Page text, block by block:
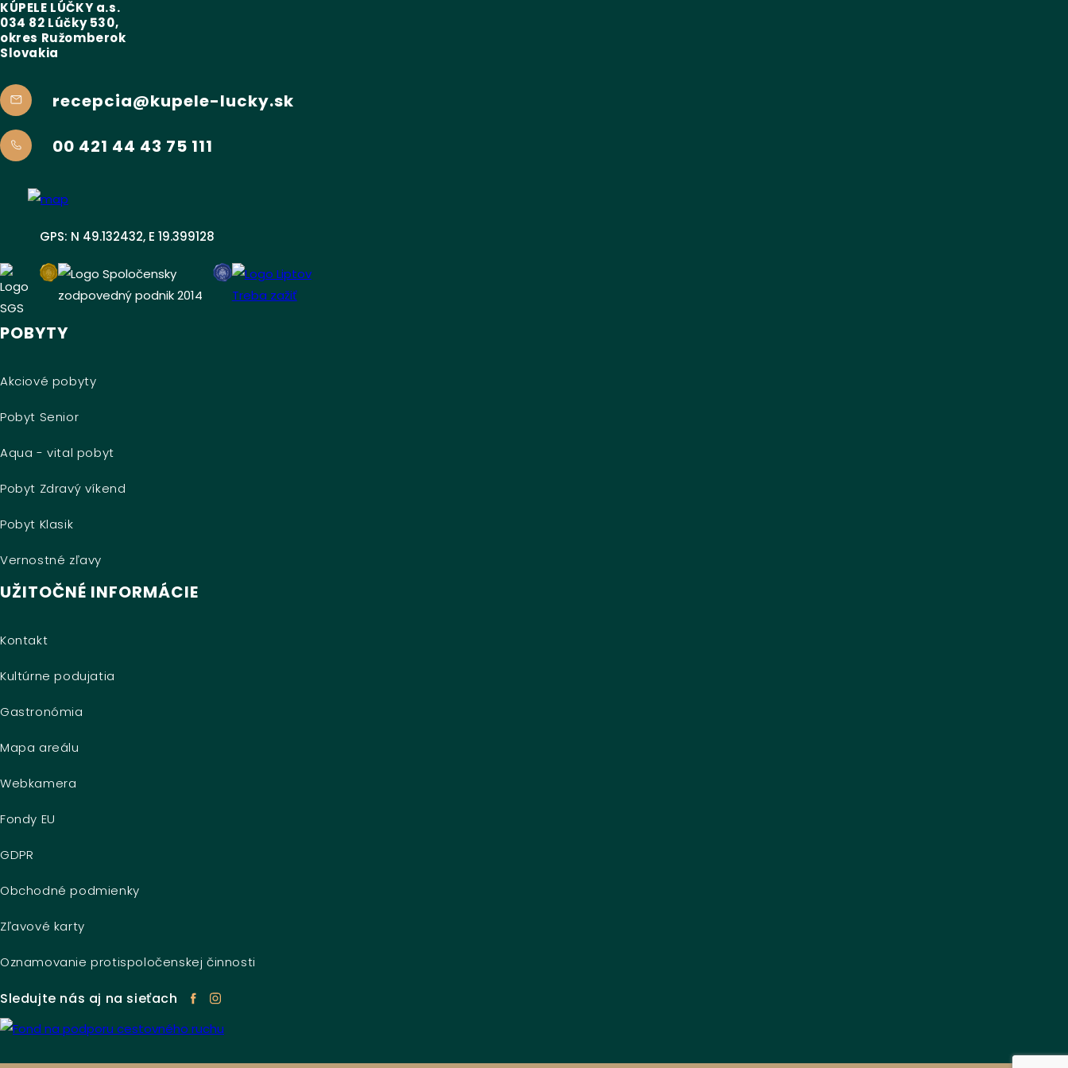
KÚPELE LÚČKY a.s.
034 82 Lúčky 530,
okres Ružomberok
Slovakia
recepcia@kupele-lucky.sk
00 421 44 43 75 111
GPS: N 49.132432, E 19.399128
POBYTY
Akciové pobyty
Pobyt Senior
Aqua - vital pobyt
Pobyt Zdravý víkend
Pobyt Klasik
Vernostné zľavy
UŽITOČNÉ INFORMÁCIE
Kontakt
Kultúrne podujatia
Gastronómia
Mapa areálu
Webkamera
Fondy EU
GDPR
Obchodné podmienky
Zľavové karty
Oznamovanie protispoločenskej činnosti
Sledujte nás aj na sieťach